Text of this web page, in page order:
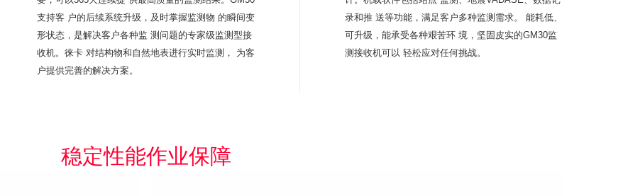
支持客 户的后续系统升级，及时掌握监测物 的瞬间变
形状态，是解决客户各种监 测问题的专家级监测型接
收机。徕卡 对结构物和自然地表进行实时监测， 为客
户提供完善的解决方案。
录和推 送等功能，满足客户多种监测需求。 能耗低、
可升级，能承受各种艰苦环 境，坚固皮实的GM30监
测接收机可以 轻松应对任何挑战。
稳定性能作业保障